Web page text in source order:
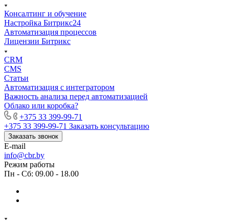
Консалтинг и обучение
Настройка Битрикс24
Автоматизация процессов
Лицензии Битрикс
CRM
CMS
Статьи
Автоматизация с интегратором
Важность анализа перед автоматизацией
Облако или коробка?
+375 33 399-99-71
+375 33 399-99-71 Заказать консультацию
Заказать звонок
E-mail
info@cbr.by
Режим работы
Пн - Сб: 09.00 - 18.00